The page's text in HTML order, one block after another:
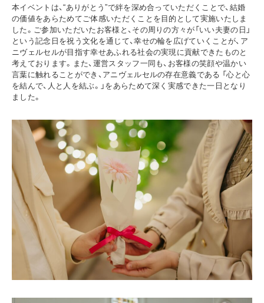
本イベントは、“ありがとう”で絆を深め合っていただくことで、結婚
の価値をあらためてご体感いただくことを目的として実施いたしま
した。ご参加いただいたお客様と、その周りの方々が「いい夫妻の日」
という記念日を祝う文化を通じて、幸せの輪を広げていくことが、ア
ニヴェルセルが目指す幸せあふれる社会の実現に貢献できたものと
考えております。また、運営スタッフ一同も、お客様の笑顔や温かい
言葉に触れることができ、アニヴェルセルの存在意義である 「心と心
を結んで、人と人を結ぶ。」をあらためて深く実感できた一日となり
ました。